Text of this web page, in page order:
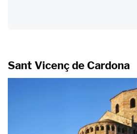
Sant Vicenç de Cardona